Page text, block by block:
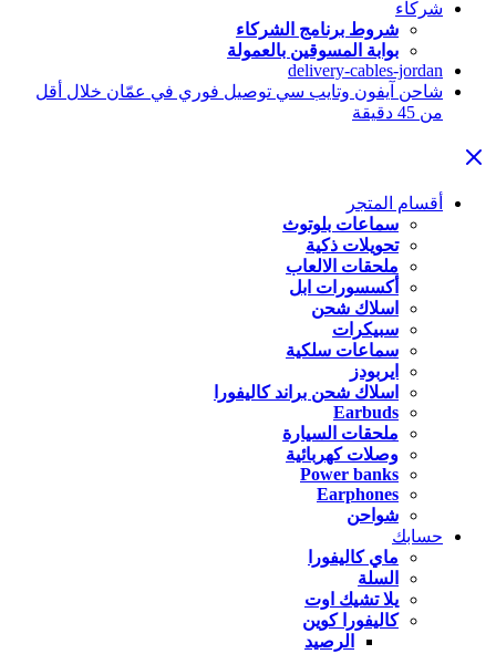
شركاء
شروط برنامج الشركاء
بوابة المسوقين بالعمولة
delivery-cables-jordan
شاحن آيفون وتايب سي توصيل فوري في عمّان خلال أقل
من 45 دقيقة
أقسام المتجر
سماعات بلوتوث
تحويلات ذكية
ملحقات الالعاب
أكسسورات ابل
اسلاك شحن
سبيكرات
سماعات سلكية
ايربودز
اسلاك شحن براند كاليفورا
Earbuds
ملحقات السيارة
وصلات كهربائية
Power banks
Earphones
شواحن
حسابك
ماي كاليفورا
السلة
يلا تشيك اوت
كاليفورا كوين
الرصيد